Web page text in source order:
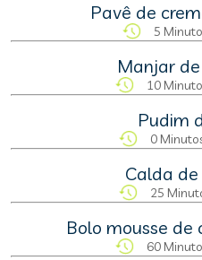
Pavê de
5
Manjar
10
Pudim
0
Calda
25
Bolo mousse
60